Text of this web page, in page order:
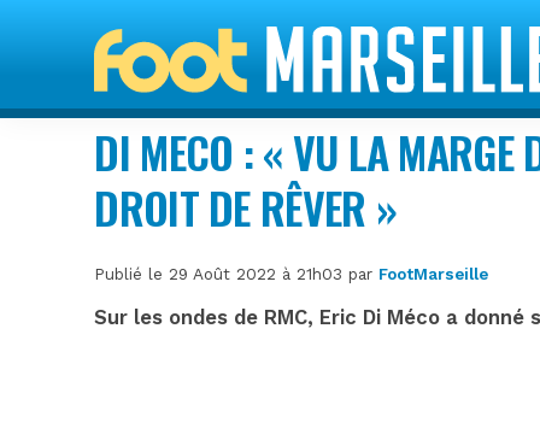
DI MECO : « VU LA MARGE
DROIT DE RÊVER »
Publié le 29 Août 2022 à 21h03 par FootMarseille
Sur les ondes de RMC, Eric Di Méco a